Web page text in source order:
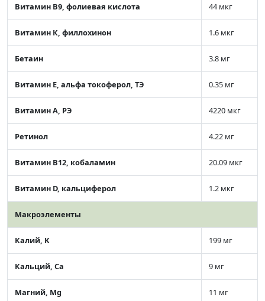
Витамин В9, фолиевая кислота 44 мкг
Витамин К, филлохинон 1.6 мкг
Бетаин 3.8 мг
Витамин Е, альфа токоферол, ТЭ 0.35 мг
Витамин А, РЭ 4220 мкг
Ретинол 4.22 мг
Витамин В12, кобаламин 20.09 мкг
Витамин D, кальциферол 1.2 мкг
Макроэлементы
Калий, K 199 мг
Кальций, Ca 9 мг
Магний, Mg 11 мг